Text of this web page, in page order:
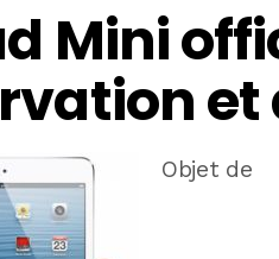
Mini
Objet de